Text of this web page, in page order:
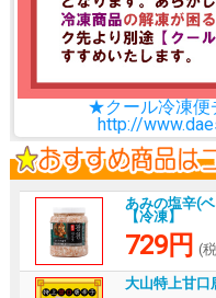
★クール冷凍便
http://
あみの塩辛(
【冷凍】
729円 (
大山特上甘口